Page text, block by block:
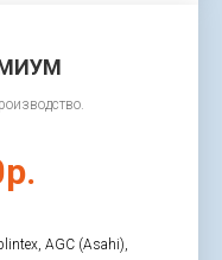
AGC (Asahi),